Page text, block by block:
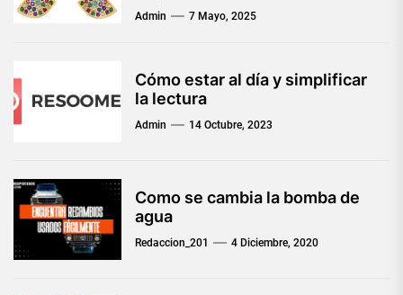
Admin 7 Mayo, 2025
Cómo estar al día y simplificar
la lectura
Admin 14 Octubre, 2023
Como se cambia la bomba de
agua
Redaccion_201 4 Diciembre, 2020